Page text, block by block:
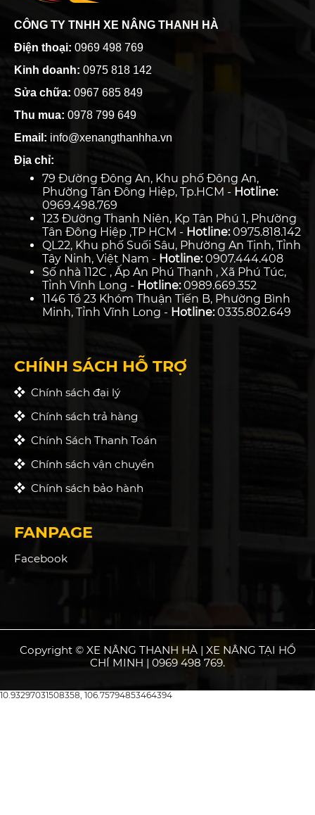
CÔNG TY TNHH XE NÂNG THANH HÀ
Điện thoại: 0969 498 769
Kinh doanh: 0975 818 142
Sửa chữa: 0967 685 849
Thu mua: 0978 799 649
Email: info@xenangthanhha.vn
Địa chỉ:
79 Đường Đông An, Khu phố Đông An,
Phường Tân Đông Hiệp, Tp.HCM - Hotline:
0969.498.769
123 Đường Thanh Niên, Kp Tân Phú 1, Phường
Tân Đông Hiệp ,TP HCM - Hotline:0975.818.142
QL22, Khu phố Suối Sâu, Phường An Tịnh, Tỉnh
Tây Ninh, Việt Nam - Hotline:0907.444.408
Số nhà 112C , Ấp An Phú Thạnh , Xã Phú Túc,
Tỉnh Vĩnh Long - Hotline:0989.669.352
1146 Tổ 23 Khóm Thuận Tiến B, Phường Bình
Minh, Tỉnh Vĩnh Long - Hotline:0335.802.649
CHÍNH SÁCH HỖ TRỢ
Chính sách đại lý
Chính sách trả hàng
Chính Sách Thanh Toán
Chính sách vận chuyển
Chính sách bảo hành
FANPAGE
Facebook
Copyright © XE NÂNG THANH HÀ | XE NÂNG TẠI HỒ
CHÍ MINH | 0969 498 769.
10.93297031508358, 106.75794853464394